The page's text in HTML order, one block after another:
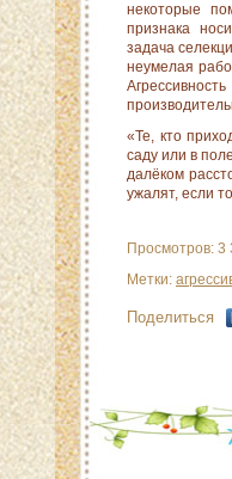
некоторые
признака
задача
неумелая
«Те, кто
саду или в
далёком
ужалят, если
Просмотров: 3
Метки:
Поделиться